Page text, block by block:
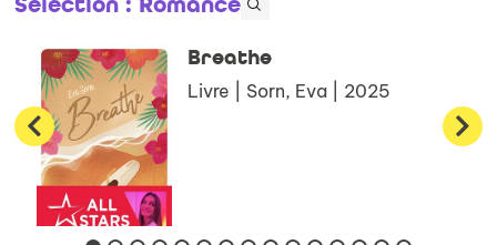
Breathe
Livre | Sorn, Eva | 2025